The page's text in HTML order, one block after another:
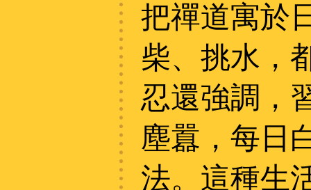
把禪道寓於
柴、挑水，
忍還強調，
塵囂，每日
法。這種生